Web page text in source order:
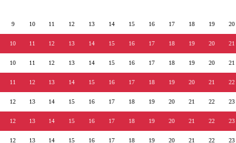
9 10 11 12 13 14 15 16 17 18 19 20
10 11 12 13 14 15 16 17 18 19 20 21
10 11 12 13 14 15 16 17 18 19 20 21
11 12 13 14 15 16 17 18 19 20 21 22
12 13 14 15 16 17 18 19 20 21 22 23
12 13 14 15 16 17 18 19 20 21 22 23
12 13 14 15 16 17 18 19 20 21 22 23